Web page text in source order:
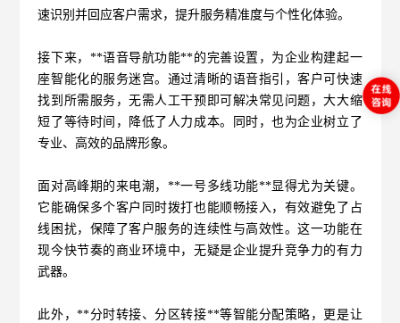
速识别并回应客户需求，提升服务精准度与个性化体验。
接下来，**语音导航功能**的完善设置，为企业构建起一
座智能化的服务迷宫。通过清晰的语音指引，客户可快速
找到所需服务，无需人工干预即可解决常见问题，大大缩
短了等待时间，降低了人力成本。同时，也为企业树立了
专业、高效的品牌形象。
面对高峰期的来电潮，**一号多线功能**显得尤为关键。
它能确保多个客户同时拨打也能顺畅接入，有效避免了占
线困扰，保障了客户服务的连续性与高效性。这一功能在
现今快节奏的商业环境中，无疑是企业提升竞争力的有力
武器。
此外，**分时转接、分区转接**等智能分配策略，更是让